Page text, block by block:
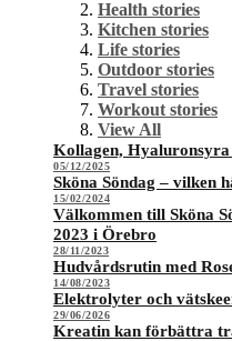
Health stories
Kitchen stories
Life stories
Outdoor stories
Travel stories
Workout stories
View All
Kollagen,
05/12/2025
Sköna Söndag – vilken
15/02/2024
Välkommen till Sköna
2023 i Örebro
28/11/2023
Hudvårdsrutin med
14/08/2023
Elektrolyter och
29/06/2026
Kreatin kan förbättra